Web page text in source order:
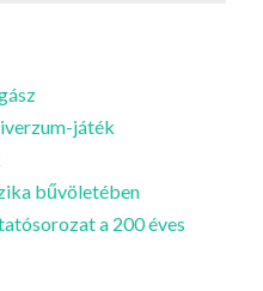
játék
bűvöletében
a 200 éves